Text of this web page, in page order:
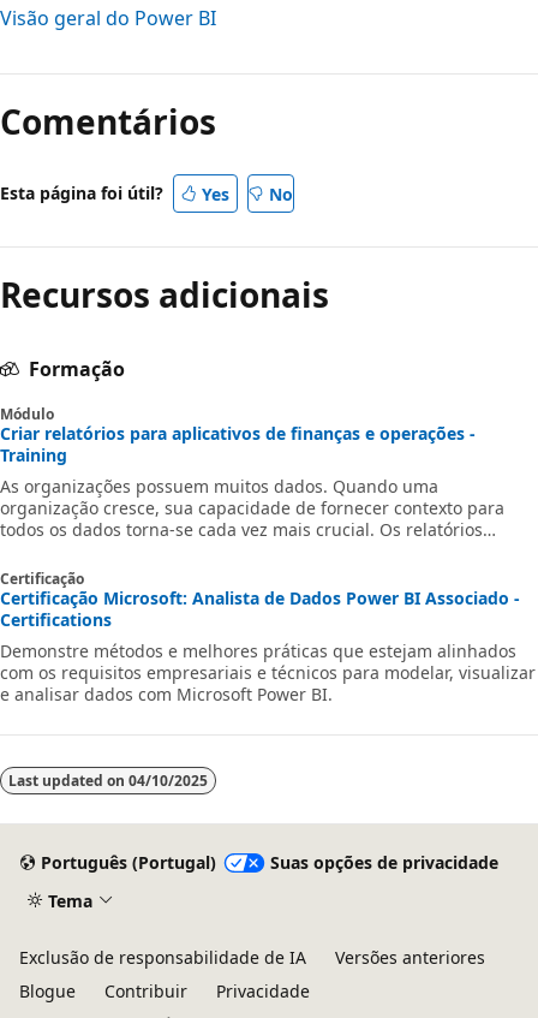
Visão geral do Power BI
Comentários
Esta página foi útil? Yes No
Recursos adicionais
Formação
Módulo
Criar relatórios para aplicativos de finanças e operações -
Training
As organizações possuem muitos dados. Quando uma
organização cresce, sua capacidade de fornecer contexto para
todos os dados torna-se cada vez mais crucial. Os relatórios
finanças e operações incluem ferramentas de relatório para
ajudar você a criar relatórios para suas organizações e relatórios
do SSRS (SQL Server Reporting Services), Microsoft Power BI e
Microsoft Excel. Você pode usar essas ferramentas de relatório
para visualizar um conjunt
Certificação
Certificação Microsoft: Analista de Dados Power BI Associado -
Certifications
Demonstre métodos e melhores práticas que estejam alinhados
com os requisitos empresariais e técnicos para modelar, visualizar
e analisar dados com Microsoft Power BI.
Last updated on 04/10/2025
Português (Portugal)
Suas opções de privacidade
Tema
Exclusão de responsabilidade de IA
Versões anteriores
Blogue
Contribuir
Privacidade